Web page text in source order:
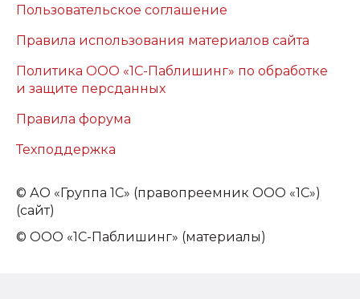
Пользовательское соглашение
Правила использования материалов сайта
Политика ООО «1С-Паблишинг» по обработке
и защите персданных
Правила форума
Техподдержка
© АО «Группа 1С» (правопреемник ООО «1С»)
(сайт)
© ООО «1С-Паблишинг» (материалы)